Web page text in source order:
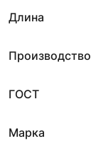
Длина
Производство
ГОСТ
Марка